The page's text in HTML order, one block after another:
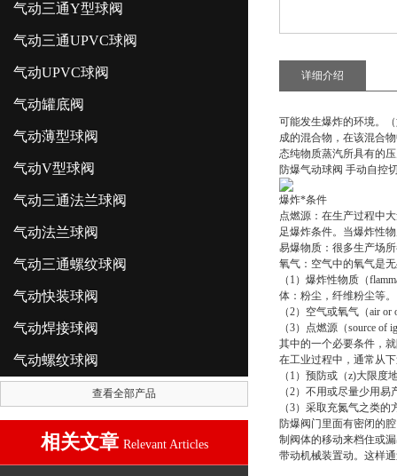
气动三通Y型球阀
气动三通UPVC球阀
气动UPVC球阀
气动罐底阀
气动薄型球阀
气动V型球阀
气动三通法兰球阀
气动法兰球阀
气动三通螺纹球阀
气动快装球阀
气动焊接球阀
气动螺纹球阀
查看全部产品
相关文章 Relevant Articles
详细介绍
可能发生爆炸的环境。
成的混合物，在该混合
态纯物质蒸汽所具有的
防爆气动球阀 手动自控
爆炸*条件
点燃源：在生产过程中
足爆炸条件。当爆炸性
易爆物质：很多生产场
氧气：空气中的氧气是
（1）爆炸性物质（
体：粉尘，纤维粉尘等
（2）空气或氧气（air or
（3）点燃源（source
其中的一个必要条件，
在工业过程中，通常从
（1）预防或（z)大限度
（2）不用或尽量少用
（3）采取充氮气之类
防爆阀门里面有密闭的
制阀体的移动来档住或
带动机械装置动。这样